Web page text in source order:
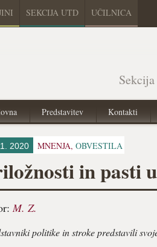
SEKCIJA UTD UČILNICA
Predstavitev Kontakti
2020 MNENJA, OBVESTILA
in pasti
M. Z.
politike in stroke predstavili